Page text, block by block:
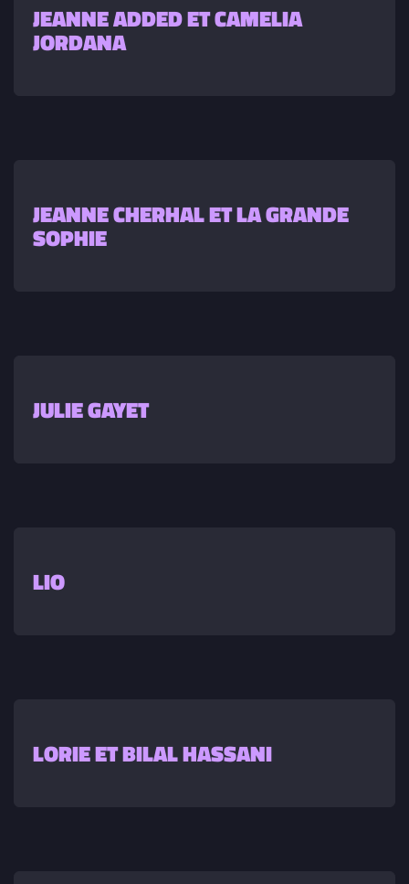
JEANNE ADDED ET CAMELIA
JORDANA
JEANNE CHERHAL ET LA GRANDE
SOPHIE
JULIE GAYET
LIO
LORIE ET BILAL HASSANI